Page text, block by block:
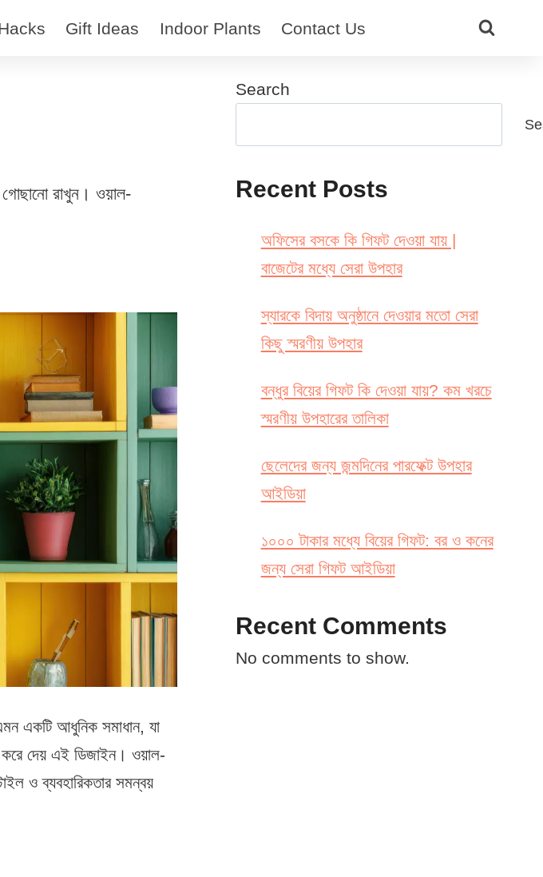
Gift Ideas Indoor Plants Contact Us
রাখুন। ওয়াল-
একটি আধুনিক সমাধান, যা
করে দেয় এই ডিজাইন। ওয়াল-
ও ব্যবহারিকতার সমন্বয়
Search
Recent Posts
অফিসের বসকে কি গিফট দেওয়া যায় |
বাজেটের মধ্যে সেরা উপহার
স্যারকে বিদায় অনুষ্ঠানে দেওয়ার মতো সেরা
কিছু স্মরণীয় উপহার
বন্ধুর বিয়ের গিফট কি দেওয়া যায়? কম খরচে
স্মরণীয় উপহারের তালিকা
ছেলেদের জন্য জন্মদিনের পারফেক্ট উপহার
আইডিয়া
১০০০ টাকার মধ্যে বিয়ের গিফট: বর ও কনের
জন্য সেরা গিফট আইডিয়া
Recent Comments
No comments to show.